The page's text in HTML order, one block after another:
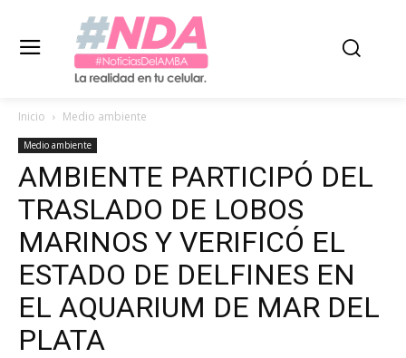
Inicio Medio ambiente
Medio ambiente
AMBIENTE PARTICIPÓ DEL
TRASLADO DE LOBOS
MARINOS Y VERIFICÓ EL
ESTADO DE DELFINES EN
EL AQUARIUM DE MAR DEL
PLATA